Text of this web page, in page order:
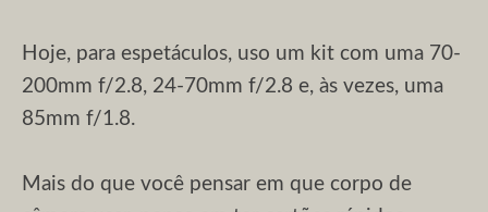
Hoje, para espetáculos, uso um kit com uma 70-
200mm f/2.8, 24-70mm f/2.8 e, às vezes, uma
85mm f/1.8.
Mais do que você pensar em que corpo de